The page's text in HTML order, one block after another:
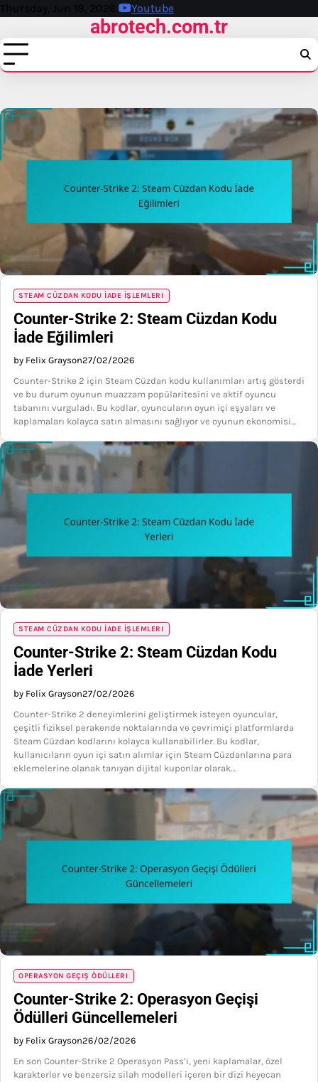
Skip
content
Thursday, Jun 18, 2026 Youtube
abrotech.com.tr
STEAM CÜZDAN KODU İADE İŞLEMLERI
Counter-Strike 2: Steam Cüzdan Kodu
İade Eğilimleri
by Felix Grayson27/02/2026
Counter-Strike 2 için Steam Cüzdan kodu kullanımları artış gösterdi
ve bu durum oyunun muazzam popülaritesini ve aktif oyuncu
tabanını vurguladı. Bu kodlar, oyuncuların oyun içi eşyaları ve
kaplamaları kolayca satın almasını sağlıyor ve oyunun ekonomisi…
STEAM CÜZDAN KODU İADE İŞLEMLERI
Counter-Strike 2: Steam Cüzdan Kodu
İade Yerleri
by Felix Grayson27/02/2026
Counter-Strike 2 deneyimlerini geliştirmek isteyen oyuncular,
çeşitli fiziksel perakende noktalarında ve çevrimiçi platformlarda
Steam Cüzdan kodlarını kolayca kullanabilirler. Bu kodlar,
kullanıcıların oyun içi satın alımlar için Steam Cüzdanlarına para
eklemelerine olanak tanıyan dijital kuponlar olarak…
OPERASYON GEÇIŞ ÖDÜLLERI
Counter-Strike 2: Operasyon Geçişi
Ödülleri Güncellemeleri
by Felix Grayson26/02/2026
En son Counter-Strike 2 Operasyon Pass’i, yeni kaplamalar, özel
karakterler ve benzersiz silah modelleri içeren bir dizi heyecan